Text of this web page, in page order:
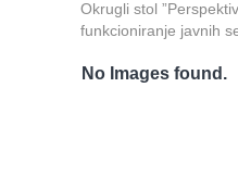
Okrugli stol
funkcioniranje javnih
No Images found.